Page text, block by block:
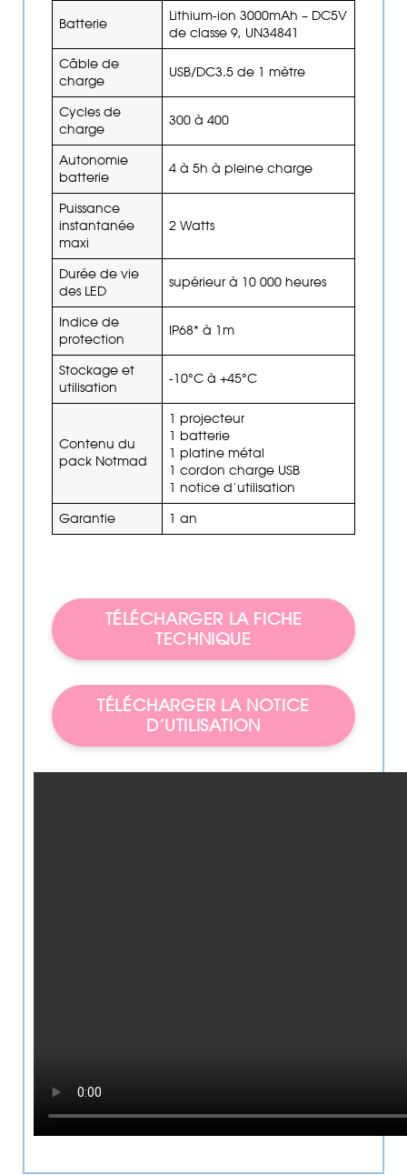
Batterie
Lithium-ion 3000mAh – DC5V
de classe 9, UN34841
Câble de
charge
USB/DC3.5 de 1 mètre
Cycles de
charge
300 à 400
Autonomie
batterie
4 à 5h à pleine charge
Puissance
instantanée
maxi
2 Watts
Durée de vie
des LED
supérieur à 10 000 heures
Indice de
protection
IP68* à 1m
Stockage et
utilisation
-10°C à +45°C
Contenu du
pack Notmad
1 projecteur
1 batterie
1 platine métal
1 cordon charge USB
1 notice d’utilisation
Garantie 1 an
TÉLÉCHARGER LA FICHE
TECHNIQUE
TÉLÉCHARGER LA NOTICE
D’UTILISATION